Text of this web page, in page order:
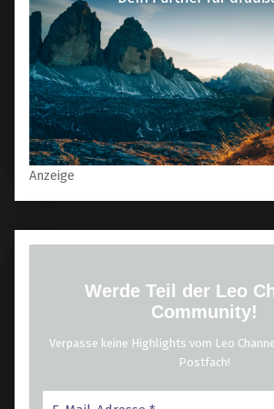
Anzeige
Werde Teil der Leo
Community!
Verpasse keine Highlights vom Leo
Postfach!